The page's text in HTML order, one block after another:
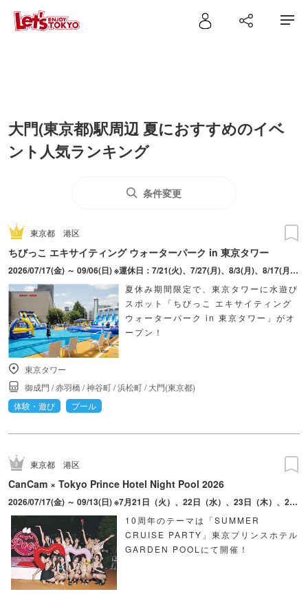
大門(東京都)駅周辺 夏におすすめのイベ
ント人気ランキング
条件変更
東京都 港区
ちびっこ エキサイティング ウォーターパーク in 東京タワー
2026/07/17(金) ～ 09/06(日) ※運休日：7/21(火)、7/27(月)、8/3(月)、8/17(月)、8/24(月)、9/1(火)
夏休み期間限定で、東京タワーに水遊び
スポット「ちびっこ エキサイティング
ウォーターパーク in 東京タワー」がオ
ープン！
東京タワー
御成門 /赤羽橋/神谷町/浜松町/大門(東京都)
体験・遊び
プール
東京都 港区
CanCam × Tokyo Prince Hotel Night Pool 2026
2026/07/17(金) ～ 09/13(日) ※7月21日（火）、22日（水）、23日（木）、27日（月）、28日（火）、29日（水）、30日（木）は営業されません。
10周年のテーマは「SUMMER
CRUISE PARTY」東京プリンスホテル
GARDEN POOLにて開催！